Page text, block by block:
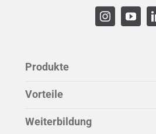
Produkte
Vorteile
Weiterbildung